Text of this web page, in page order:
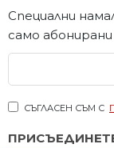
Специални
само
СЪГЛАСЕН СЪМ С